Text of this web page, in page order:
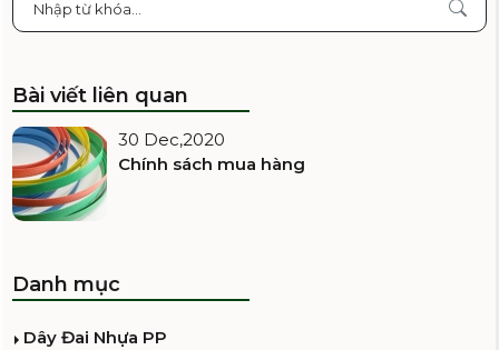
Bài viết liên quan
30 Dec,2020
Chính sách mua hàng
Danh mục
Dây Đai Nhựa PP